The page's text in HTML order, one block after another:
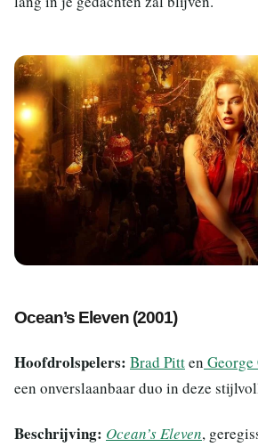
Ocean’s Eleven (2001)
Hoofdrolspelers: Brad Pitten
een onverslaanbaar duo in deze
Beschrijving: Ocean’s Eleven,